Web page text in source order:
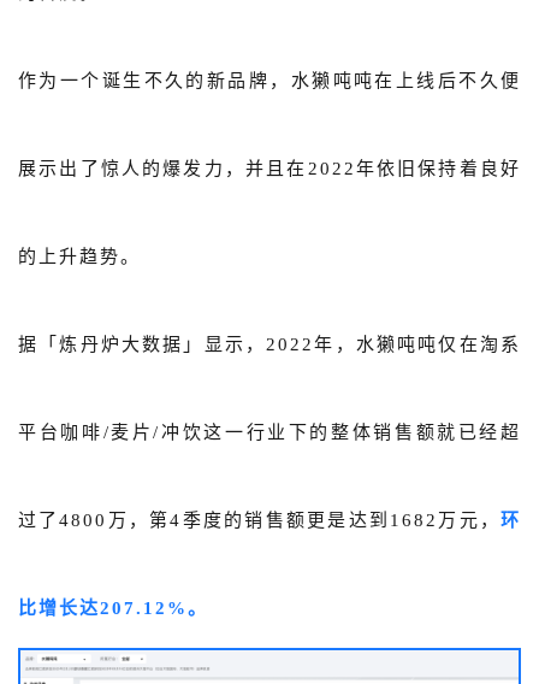
作为一个诞生不久的新品牌，水獭吨吨在上线后不久便
展示出了惊人的爆发力，并且在2022年依旧保持着良好
的上升趋势。
据「炼丹炉大数据」显示，2022年，水獭吨吨仅在淘系
平台咖啡/麦片/冲饮这一行业下的整体销售额就已经超
过了4800万，第4季度的销售额更是达到1682万元， 环
比增长达207.12%。